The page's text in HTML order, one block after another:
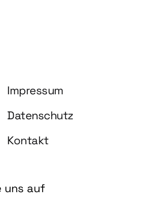
Impressum
Datenschutz
Kontakt
uns auf